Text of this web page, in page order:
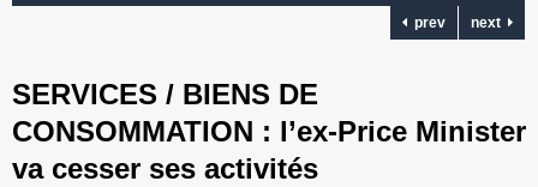
prev
next
SERVICES / BIENS DE
CONSOMMATION : l’ex-Price Minister
va cesser ses activités